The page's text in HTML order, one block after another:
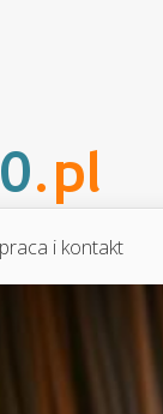
i kontakt